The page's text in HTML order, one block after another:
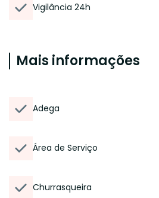
Vigilância 24h
Mais informações
Adega
Área de Serviço
Churrasqueira